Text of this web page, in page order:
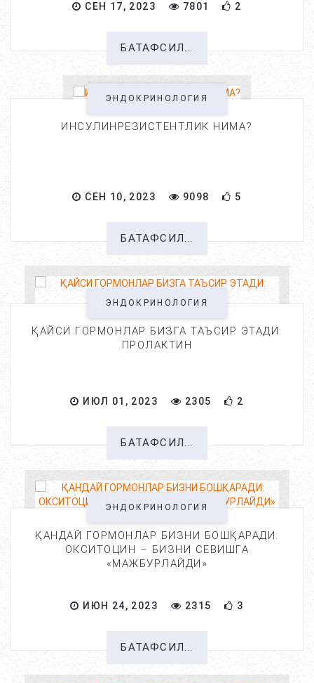
СЕН 17, 2023 7801 2
БАТАФСИЛ...
ЭНДОКРИНОЛОГИЯ
ИНСУЛИНРЕЗИСТЕНТЛИК НИМА?
СЕН 10, 2023 9098 5
БАТАФСИЛ...
ЭНДОКРИНОЛОГИЯ
ҚАЙСИ ГОРМОНЛАР БИЗГА ТАЪСИР ЭТАДИ:
ПРОЛАКТИН
ИЮЛ 01, 2023 2305 2
БАТАФСИЛ...
ЭНДОКРИНОЛОГИЯ
ҚАНДАЙ ГОРМОНЛАР БИЗНИ БОШҚАРАДИ:
ОКСИТОЦИН – БИЗНИ СЕВИШГА
«МАЖБУРЛАЙДИ»
ИЮН 24, 2023 2315 3
БАТАФСИЛ...